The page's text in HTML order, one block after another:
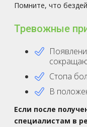
Помните, что
Тревожные
Стопа
В
Если после
специалистам в